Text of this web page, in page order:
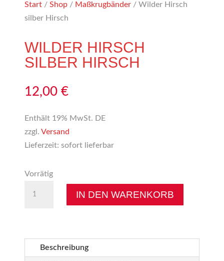
Start/ Shop/ Maßkrugbänder/ Wilder Hirsch
silber Hirsch
WILDER HIRSCH
SILBER HIRSCH
12,00 €
Enthält 19% MwSt. DE
zzgl. Versand
Lieferzeit: sofort lieferbar
Vorrätig
Menge
IN DEN WARENKORB
Beschreibung